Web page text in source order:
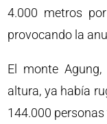
4.000 metros
provocando la
El monte
altura, ya había
144.000